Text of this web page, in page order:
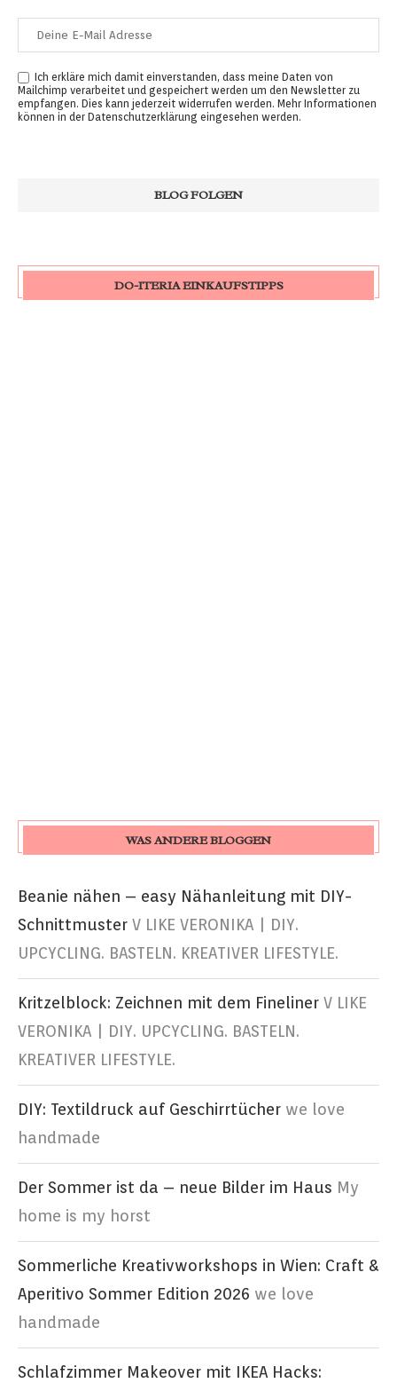
Ich erkläre mich damit einverstanden, dass meine Daten von
Mailchimp verarbeitet und gespeichert werden um den Newsletter zu
empfangen. Dies kann jederzeit widerrufen werden. Mehr Informationen
können in der Datenschutzerklärung eingesehen werden.
DO-ITERIA EINKAUFSTIPPS
WAS ANDERE BLOGGEN
Beanie nähen – easy Nähanleitung mit DIY-
Schnittmuster V LIKE VERONIKA | DIY.
UPCYCLING. BASTELN. KREATIVER LIFESTYLE.
Kritzelblock: Zeichnen mit dem Fineliner V LIKE
VERONIKA | DIY. UPCYCLING. BASTELN.
KREATIVER LIFESTYLE.
DIY: Textildruck auf Geschirrtücher we love
handmade
Der Sommer ist da – neue Bilder im Haus My
home is my horst
Sommerliche Kreativworkshops in Wien: Craft &
Aperitivo Sommer Edition 2026 we love
handmade
Schlafzimmer Makeover mit IKEA Hacks: